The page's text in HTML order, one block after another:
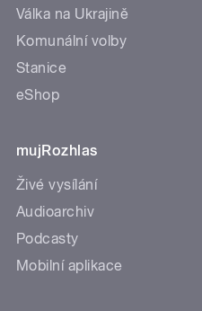
Válka na Ukrajině
Komunální volby
Stanice
eShop
mujRozhlas
Živé vysílání
Audioarchiv
Podcasty
Mobilní aplikace